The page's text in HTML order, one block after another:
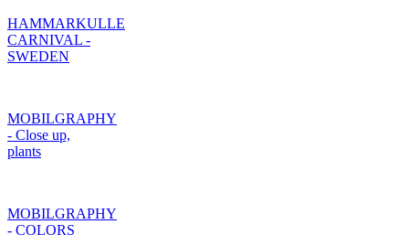
HAMMARKULLE
CARNIVAL -
SWEDEN
MOBILGRAPHY
- Close up,
plants
MOBILGRAPHY
- COLORS